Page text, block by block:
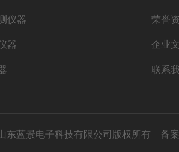
仪器
器
荣誉
企业
联系
东蓝景电子科技有限公司版权所有 备